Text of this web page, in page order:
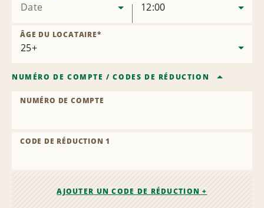
Date 12:00
ÂGE DU LOCATAIRE*
NUMÉRO DE COMPTE /CODES DE RÉDUCTION
NUMÉRO DE COMPTE
CODE DE RÉDUCTION 1
AJOUTER UN CODE DE RÉDUCTION +